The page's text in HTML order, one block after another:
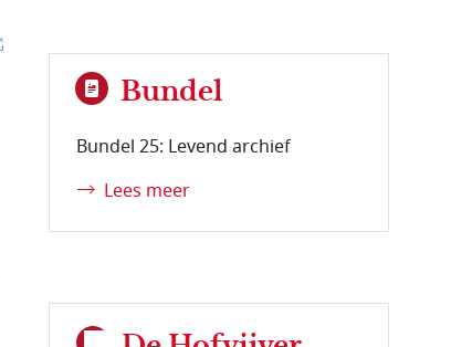
Bundel
Bundel 25: Levend archief
Lees meer